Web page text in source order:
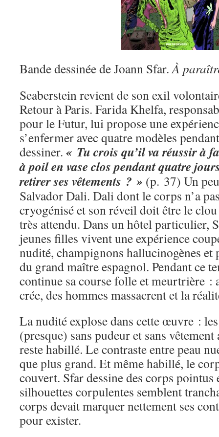
Bande dessinée de Joann Sfar.À
Seaberstein revient de son exil
Retour à Paris. Farida Khelfa,
pour le Futur, lui propose une
s’enfermer avec quatre modèles
dessiner. « Tu crois qu’il va réussir à
à poil en vase clos pendant quatre
retirer ses vêtements ? » (p. 37) Un
Salvador Dali. Dali dont le corps n’a
cryogénisé et son réveil doit être le
très attendu. Dans un hôtel particulier,
jeunes filles vivent une expérience
nudité, champignons hallucinogènes et
du grand maître espagnol. Pendant ce
continue sa course folle et meurtrière :
crée, des hommes massacrent et la
La nudité explose dans cette œuvre :
(presque) sans pudeur et sans
reste habillé. Le contraste entre peau
que plus grand. Et même habillé, le
couvert. Sfar dessine des corps
silhouettes corpulentes semblent
corps devait marquer nettement ses
pour exister.